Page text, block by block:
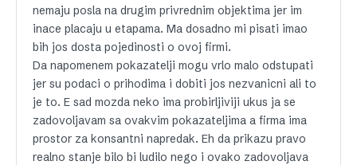
nemaju posla na drugim privrednim objektima jer im
inace placaju u etapama. Ma dosadno mi pisati imao
bih jos dosta pojedinosti o ovoj firmi.
Da napomenem pokazatelji mogu vrlo malo odstupati
jer su podaci o prihodima i dobiti jos nezvanicni ali to
je to. E sad mozda neko ima probirljiviji ukus ja se
zadovoljavam sa ovakvim pokazateljima a firma ima
prostor za konsantni napredak. Eh da prikazu pravo
realno stanje bilo bi ludilo nego i ovako zadovoljava